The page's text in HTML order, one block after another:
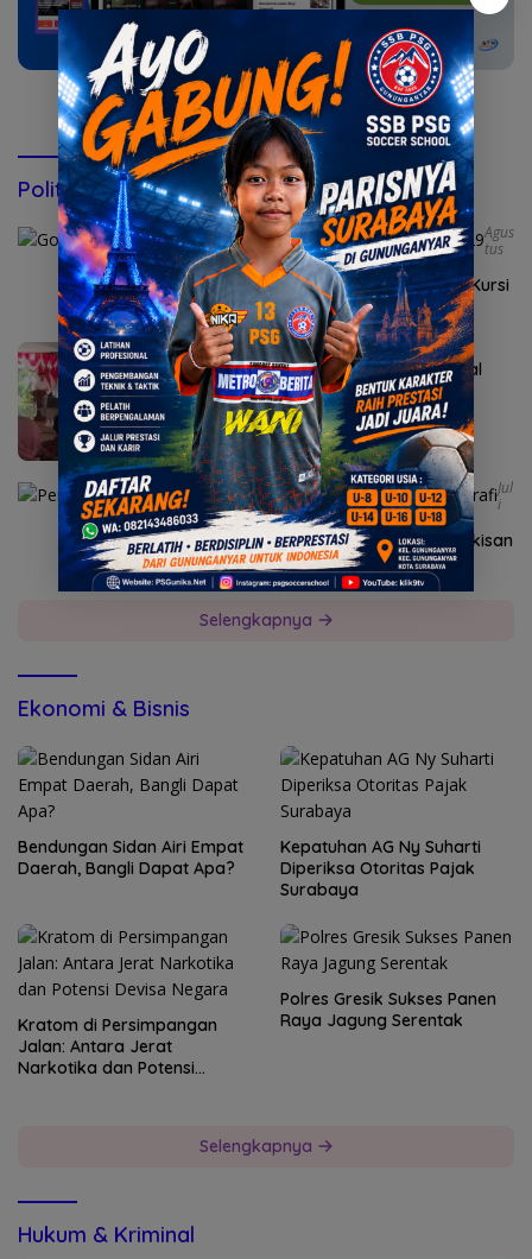
Konsultasi via WhatsApp
Politik & Pemerintahan
Agus
Tus
2, 2026
Golkar Mojokerto Panasi Mesin Incar 10 Kursi
DPRD 2029
Agustus 1, 2026
Bupati Albarraa Motivasi Mahasiswa asal
Mojokerto Kuliah Unesa
Jul
I
9, 2026
Pemkab Mojokerto Dukung Pameran Lukisan
dan Fotografi
Selengkapnya
Ekonomi & Bisnis
Bendungan Sidan Airi Empat
Daerah, Bangli Dapat Apa?
Kepatuhan AG Ny Suharti
Diperiksa Otoritas Pajak
Surabaya
Kratom di Persimpangan
Jalan: Antara Jerat
Narkotika dan Potensi
Polres Gresik Sukses Panen
Raya Jagung Serentak
Selengkapnya
Hukum & Kriminal